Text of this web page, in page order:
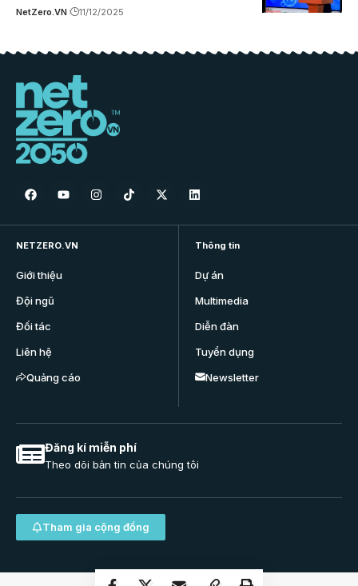
NetZero.VN 11/12/2025
NETZERO.VN
Giới thiệu
Đội ngũ
Đối tác
Liên hệ
Quảng cáo
Thông tin
Dự án
Multimedia
Diễn đàn
Tuyển dụng
Newsletter
Đăng kí miễn phí
Theo dõi bản tin của chúng tôi
Tham gia cộng đồng